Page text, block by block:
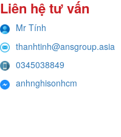
Liên hệ tư vấn
Mr Tính
thanhtinh@ansgroup.asia
0345038849
anhnghisonhcm